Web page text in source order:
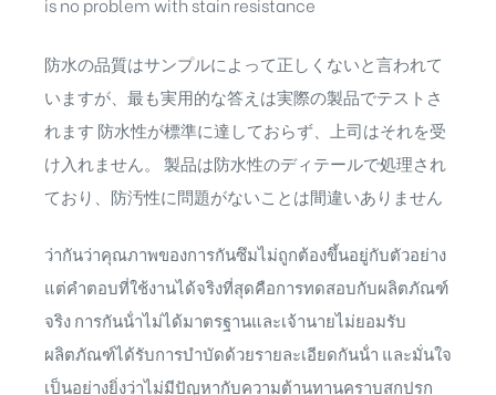
is no problem with stain resistance
防水の品質はサンプルによって正しくないと言われて
いますが、最も実用的な答えは実際の製品でテストさ
れます 防水性が標準に達しておらず、上司はそれを受
け入れません。 製品は防水性のディテールで処理され
ており、防汚性に問題がないことは間違いありません
ว่ากันว่าคุณภาพของการกันซึมไม่ถูกต้องขึ้นอยู่กับตัวอย่าง
แต่คําตอบที่ใช้งานได้จริงที่สุดคือการทดสอบกับผลิตภัณฑ์
จริง การกันน้ําไม่ได้มาตรฐานและเจ้านายไม่ยอมรับ
ผลิตภัณฑ์ได้รับการบําบัดด้วยรายละเอียดกันน้ํา และมั่นใจ
เป็นอย่างยิ่งว่าไม่มีปัญหากับความต้านทานคราบสกปรก